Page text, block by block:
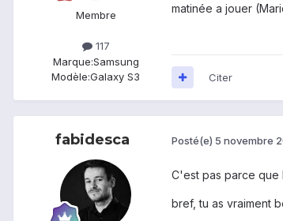
Membre
117
Marque:Samsung
Modèle:Galaxy S3
matinée a jouer
Citer
fabidesca Posté(e) 5 novembre
C'est pas parce que
bref, tu as vraiment